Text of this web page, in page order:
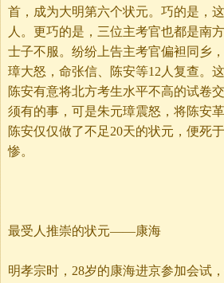
首，成为大明第六个状元。巧的是，
人。更巧的是，三位主考官也都是南
士子不服。纷纷上告主考官偏袒同乡
璋大怒，命张信、陈安等12人复查。
陈安有意将北方考生水平不高的试卷
须有的事，可是朱元璋震怒，将陈安
陈安仅仅做了不足20天的状元，便死
惨。
最受人推崇的状元——康海
明孝宗时，28岁的康海进京参加会试